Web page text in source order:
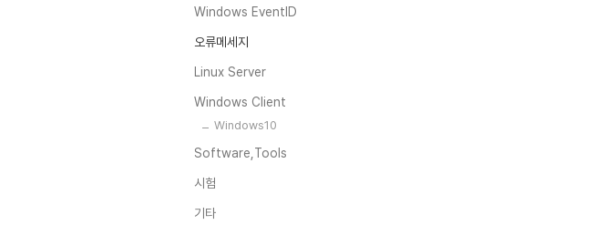
의 버전 설치로 해
Windows EventID
오류메세지
Linux Server
Windows Client
Windows10
Software,Tools
시험
기타